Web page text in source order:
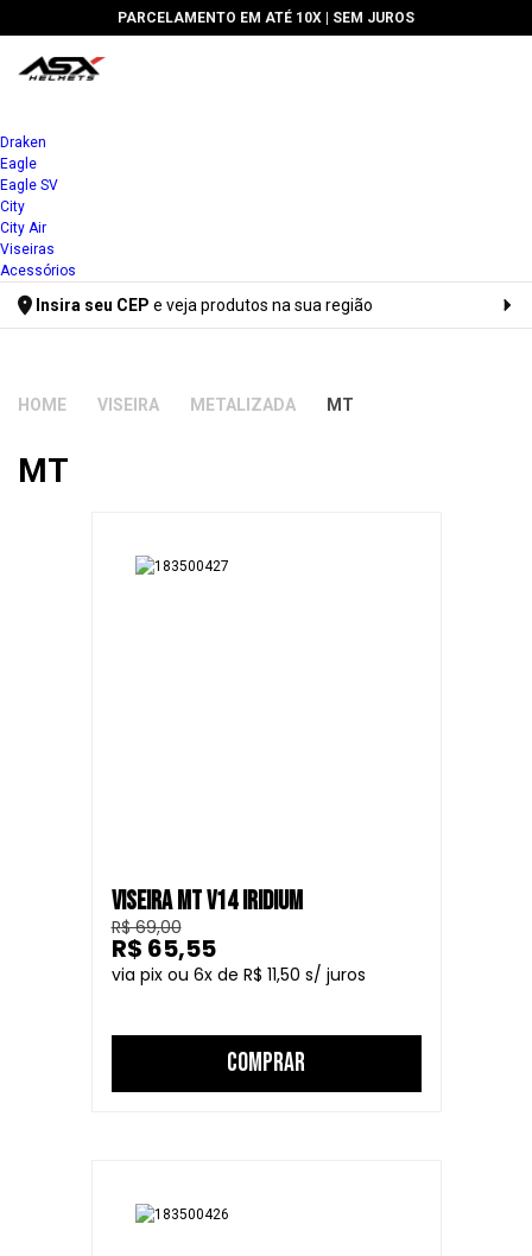
PARCELAMENTO EM ATÉ 10X | SEM JUROS
Draken
Eagle
Eagle SV
City
City Air
Viseiras
Acessórios
Insira seu CEP e veja produtos na sua região
VISEIRA METALIZADA MT
MT
VISEIRA MT V14 IRIDIUM
R$ 69,00
6
R$ 11,50
R$ 65,55
COMPRAR